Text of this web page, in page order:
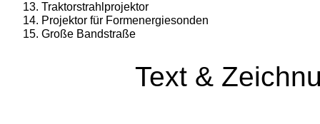
Traktorstrahlprojektor
Projektor für Formenergiesonden
Große Bandstraße
Text &